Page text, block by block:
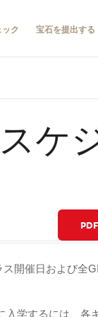
ク 宝石を提出する
ケ
開催日および全
入学するには、各